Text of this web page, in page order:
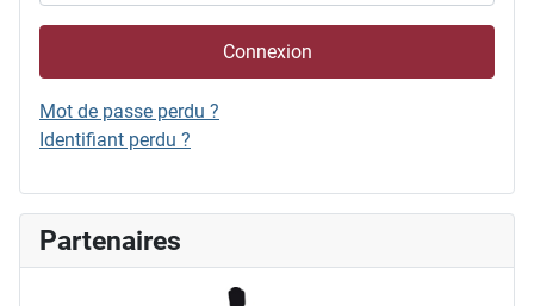
Connexion
Mot de passe perdu ?
Identifiant perdu ?
Partenaires